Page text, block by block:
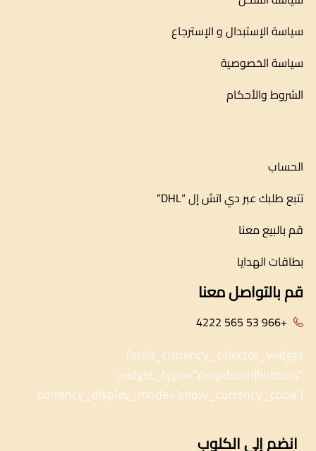
سياسة الإستبدال و الإسترجاع
سياسة الخصوصية
الشروط والأحكام
الحساب
تتبع طلبك عبر دي اتش إل “DHL”
قم بالبيع معنا
بطاقات الهدايا
قم بالتواصل معنا
+966 53 565 4222
[aelia_currency_selector_widget
widget_type="dropdown|buttons"
currency_display_mode='show_currency_code']
انضم إلى الكلوب